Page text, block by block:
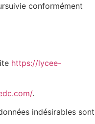
conformément
https://lycee-
.
indésirables sont